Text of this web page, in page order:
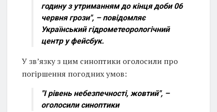
годину з утриманням до кінця доби 06
червня грози", – повідомляє
Український гідрометеорологічний
центр у фейсбук.
У зв’язку з цим синоптики оголосили про
погіршення погодних умов:
"І рівень небезпечності, жовтий", –
оголосили синоптики